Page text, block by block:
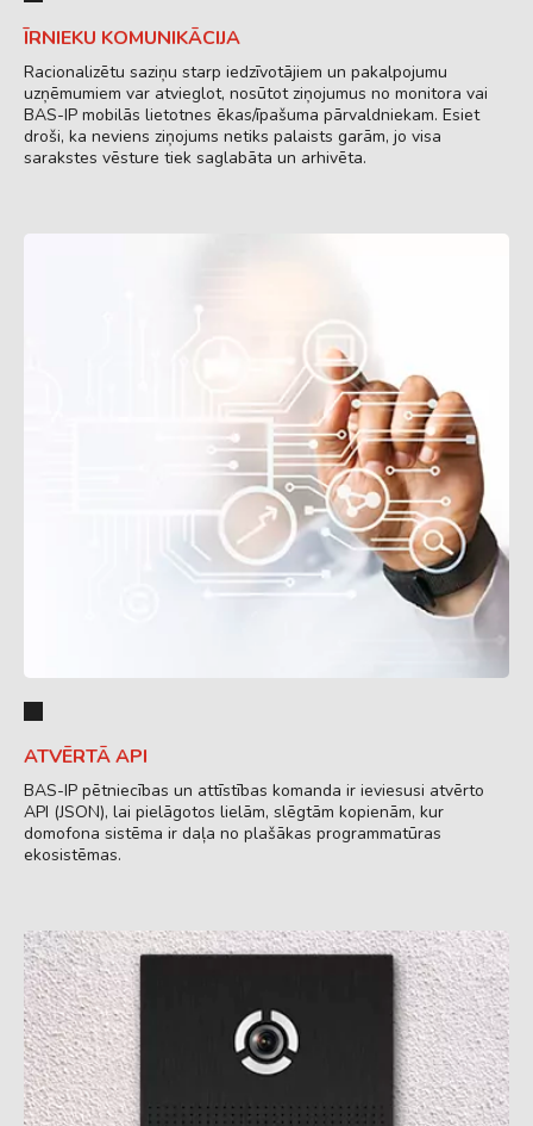
ĪRNIEKU KOMUNIKĀCIJA
Racionalizētu saziņu starp iedzīvotājiem un pakalpojumu
uzņēmumiem var atvieglot, nosūtot ziņojumus no monitora vai
BAS-IP mobilās lietotnes ēkas/īpašuma pārvaldniekam. Esiet
droši, ka neviens ziņojums netiks palaists garām, jo ​​visa
sarakstes vēsture tiek saglabāta un arhivēta.
ATVĒRTĀ API
BAS-IP pētniecības un attīstības komanda ir ieviesusi atvērto
API (JSON), lai pielāgotos lielām, slēgtām kopienām, kur
domofona sistēma ir daļa no plašākas programmatūras
ekosistēmas.